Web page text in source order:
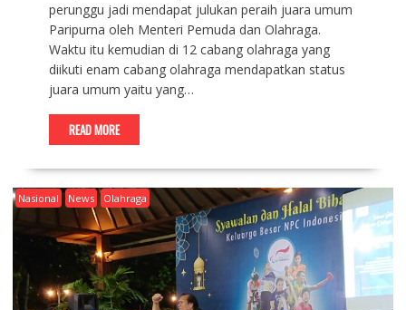
perunggu jadi mendapat julukan peraih juara umum
Paripurna oleh Menteri Pemuda dan Olahraga.
Waktu itu kemudian di 12 cabang olahraga yang
diikuti enam cabang olahraga mendapatkan status
juara umum yaitu yang…
READ MORE
Nasional News Olahraga